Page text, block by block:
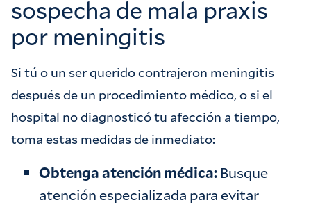
sospecha de mala praxis
por meningitis
Si tú o un ser querido contrajeron meningitis
después de un procedimiento médico, o si el
hospital no diagnosticó tu afección a tiempo,
toma estas medidas de inmediato:
Obtenga atención médica: Busque
atención especializada para evitar